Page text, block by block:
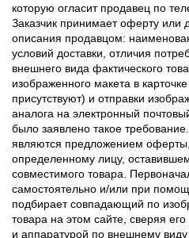
которую огласит продавец по
Заказчик принимает оферту или
описания продавцом:
условий доставки, отличия
внешнего вида фактического
изображенного макета в
присутствуют) и отправки
аналога на электронный
было заявлено такое
являются предложением
определенному лицу,
совместимого товара.
самостоятельно и/или при
подбирает совпадающий по
товара на этом сайте, сверяя
и аппаратурой по внешнему